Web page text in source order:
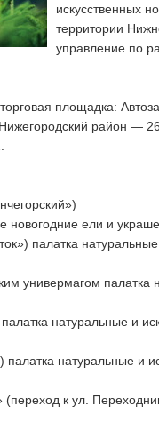
искусственных
территории
управление по
площадка:
район —
новогодние ели и
палатка
универмагом палатка
натуральные и
натуральные и
к ул.